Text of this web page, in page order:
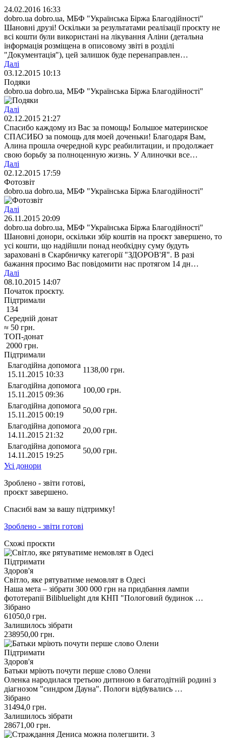
24.02.2016 16:33
dobro.ua dobro.ua, МБФ "Українська Біржа Благодійності"
Шановні друзі! Оскільки за результатами реалізації проєкту не
всі кошти були використані на лікування Аліни (детальна
інформація розміщена в описовому звіті в розділі
"Документація"), цей залишок буде перенаправлен…
Далі
03.12.2015 10:13
Подяки
dobro.ua dobro.ua, МБФ "Українська Біржа Благодійності"
Далі
02.12.2015 21:27
Спасибо каждому из Вас за помощь! Большое материнское
СПАСИБО за помощь для моей доченьки! Благодаря Вам,
Алина прошла очередной курс реабилитации, и продолжает
свою борьбу за полноценную жизнь. У Алиночки все…
Далі
02.12.2015 17:59
Фотозвіт
dobro.ua dobro.ua, МБФ "Українська Біржа Благодійності"
Далі
26.11.2015 20:09
dobro.ua dobro.ua, МБФ "Українська Біржа Благодійності"
Шановні донори, оскільки збір коштів на проєкт завершено, то
усі кошти, що надійшли понад необхідну суму будуть
зараховані в Скарбничку категорії "ЗДОРОВ'Я". В разі
бажання просимо Вас повідомити нас протягом 14 дн…
Далі
08.10.2015 14:07
Початок проєкту.
Підтримали
134
Середній донат
≈ 50 грн.
ТОП-донат
2000 грн.
Підтримали
Благодійна допомога
15.11.2015 10:33
1138,00 грн.
Благодійна допомога
15.11.2015 09:36
100,00 грн.
Благодійна допомога
15.11.2015 00:19
50,00 грн.
Благодійна допомога
14.11.2015 21:32
20,00 грн.
Благодійна допомога
14.11.2015 19:25
50,00 грн.
Усі донори
Зроблено - звіти готові,
проєкт завершено.
Спасибі вам за вашу підтримку!
Зроблено - звіти готові
Схожі проєкти
Підтримати
Здоров'я
Світло, яке рятуватиме немовлят в Одесі
Наша мета – зібрати 300 000 грн на придбання лампи
фототерапії Bilibluelight для КНП "Пологовий будинок …
Зібрано
61050,0 грн.
Залишилось зібрати
238950,00 грн.
Підтримати
Здоров'я
Батьки мріють почути перше слово Олени
Оленка народилася третьою дитиною в багатодітній родині з
діагнозом "синдром Дауна". Пологи відбувались …
Зібрано
31494,0 грн.
Залишилось зібрати
28671,00 грн.